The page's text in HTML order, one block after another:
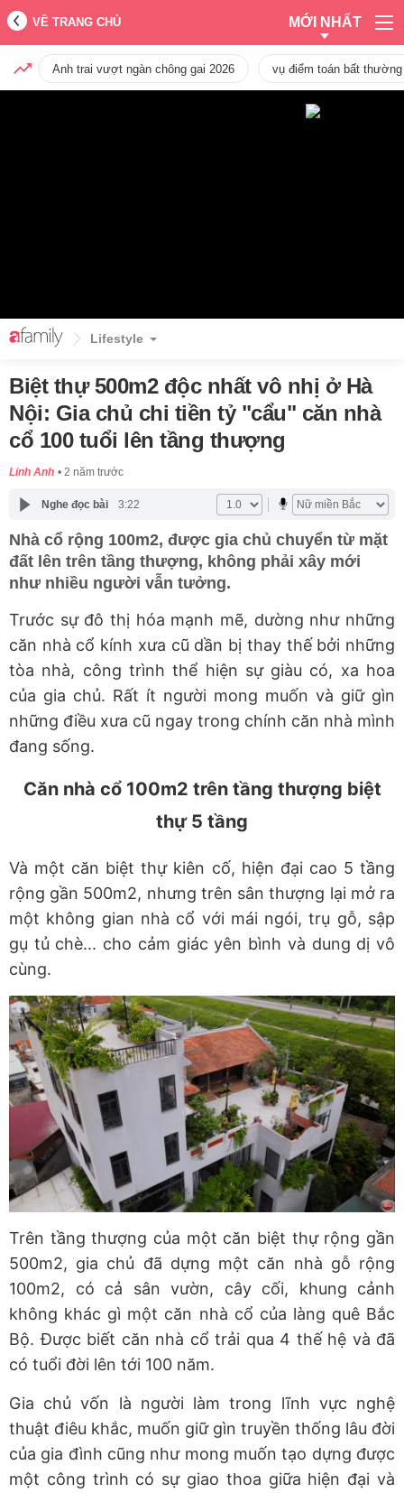
VỀ TRANG CHỦ MỚI NHẤT
Anh trai vượt ngàn chông gai 2026 vụ điểm toán bất
Lifestyle
Biệt thự 500m2 độc nhất vô nhị ở Hà
Nội: Gia chủ chi tiền tỷ "cẩu" căn nhà
cổ 100 tuổi lên tầng thượng
Linh Anh 2 năm trước
Nghe đọc bài 3:22
Nhà cổ rộng 100m2, được gia chủ chuyển từ mặt
đất lên trên tầng thượng, không phải xây mới
như nhiều người vẫn tưởng.
Trước sự đô thị hóa mạnh mẽ, dường như những
căn nhà cổ kính xưa cũ dần bị thay thế bởi những
tòa nhà, công trình thể hiện sự giàu có, xa hoa
của gia chủ. Rất ít người mong muốn và giữ gìn
những điều xưa cũ ngay trong chính căn nhà mình
đang sống.
Căn nhà cổ 100m2 trên tầng thượng biệt
thự 5 tầng
Và một căn biệt thự kiên cố, hiện đại cao 5 tầng
rộng gần 500m2, nhưng trên sân thượng lại mở ra
một không gian nhà cổ với mái ngói, trụ gỗ, sập
gụ tủ chè... cho cảm giác yên bình và dung dị vô
cùng.
Trên tầng thượng của một căn biệt thự rộng gần
500m2, gia chủ đã dựng một căn nhà gỗ rộng
100m2, có cả sân vườn, cây cối, khung cảnh
không khác gì một căn nhà cổ của làng quê Bắc
Bộ. Được biết căn nhà cổ trải qua 4 thế hệ và đã
có tuổi đời lên tới 100 năm.
Gia chủ vốn là người làm trong lĩnh vực nghệ
thuật điêu khắc, muốn giữ gìn truyền thống lâu đời
của gia đình cũng như mong muốn tạo dựng được
một công trình có sự giao thoa giữa hiện đại và